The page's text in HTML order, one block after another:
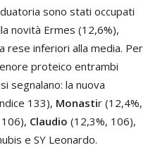
sono stati occupati
novità Ermes (12,6%),
inferiori alla media. Per
proteico entrambi
segnalano: la nuova
133), Monastir (12,4%,
Claudio (12,3%, 106),
e SY Leonardo.